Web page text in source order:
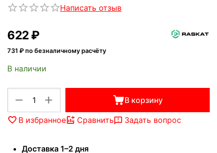
Написать отзыв
‍622‍ ₽
731 ₽ по безналичному расчёту
В наличии
+
− В корзину
В избранное Сравнить Задать вопрос
Доставка 1–2 дня